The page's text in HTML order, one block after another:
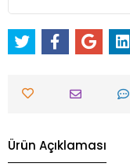
Ürün Açıklaması